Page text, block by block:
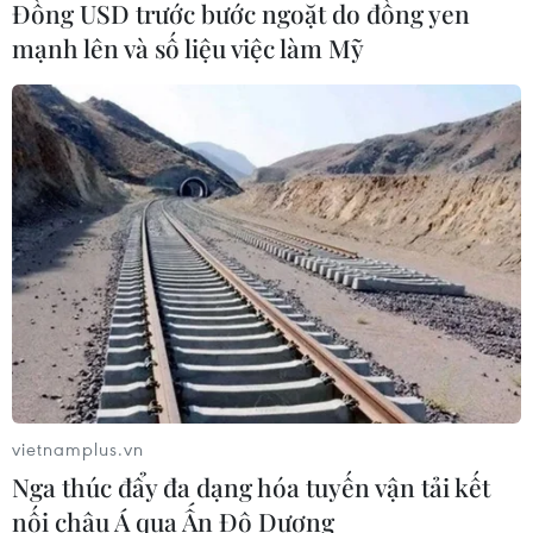
với tốc độ khoảng 5 km/h
05/08/2026 08:05
Italy nâng báo động đỏ trên toàn bộ
27 thành phố do nắng nóng kỷ lục
05/08/2026 06:31
Động đất mạnh làm rung chuyển
miền Nam Philippines
05/08/2026 05:29
Đồng USD trước bước ngoặt do đồng yen
mạnh lên và số liệu việc làm Mỹ
vietnamplus.vn
Nga thúc đẩy đa dạng hóa tuyến vận tải kết
nối châu Á qua Ấn Độ Dương